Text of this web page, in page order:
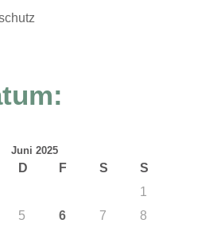
Juni 2025
D F S
S
1
5 6 7
8